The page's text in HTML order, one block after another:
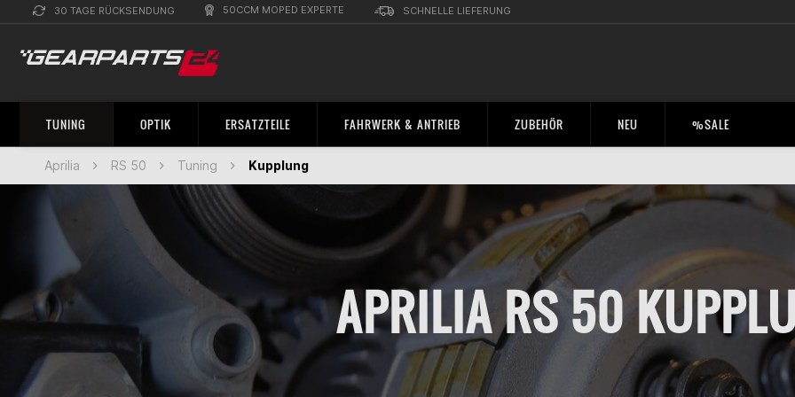
30 TAGE RÜCKSENDUNG 50CCM MOPED EXPERTE SCHNELLE LIEFERUNG
TUNING OPTIK ERSATZTEILE FAHRWERK & ANTRIEB ZUBEHÖR NEU %SALE
Aprilia RS 50 Tuning Kupplung
APRILIA RS 50